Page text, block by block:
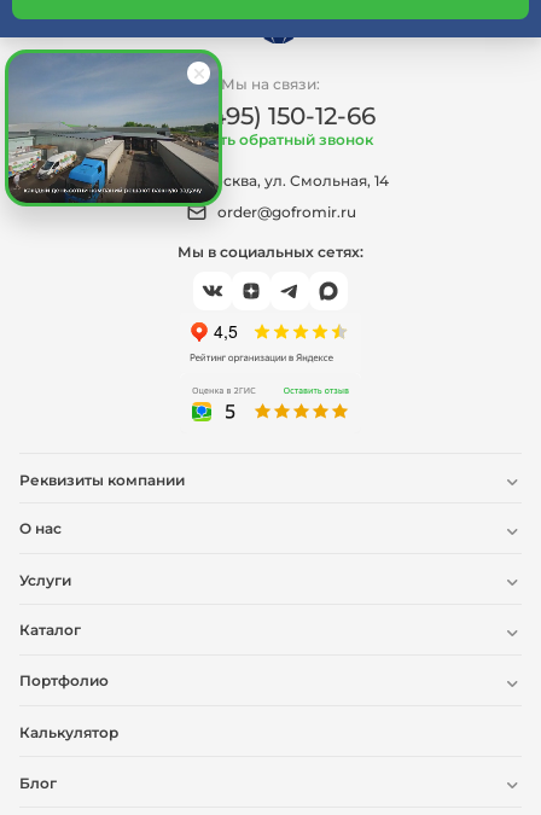
Мы на связи:
+7 (495) 150-12-66
Заказать обратный звонок
г. Москва, ул. Смольная, 14
order@gofromir.ru
Мы в социальных сетях:
Реквизиты компании
О нас
Услуги
Каталог
Портфолио
Калькулятор
Блог